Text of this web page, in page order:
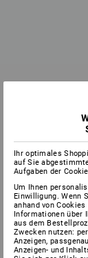
Ihr optimales
auf Sie
Aufgaben der
Um Ihnen
Einwilligung. Wenn
anhand von
Informationen über
aus dem
Zwecken nutzen:
Anzeigen,
Anzeigen- und